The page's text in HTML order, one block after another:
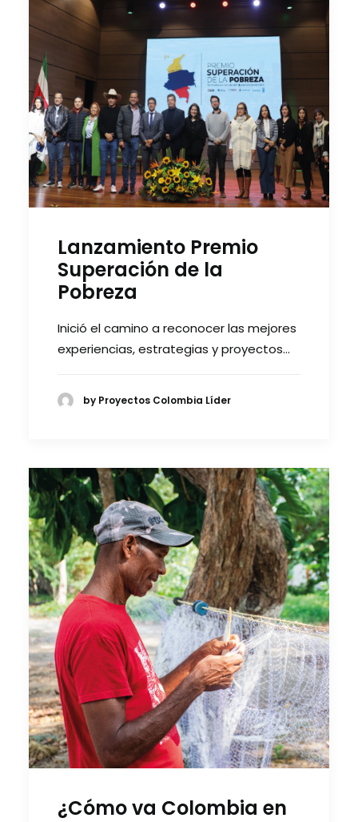
Lanzamiento Premio
Superación de la
Pobreza
Inició el camino a reconocer las mejores
experiencias, estrategias y proyectos…
by Proyectos Colombia Líder
¿Cómo va Colombia en